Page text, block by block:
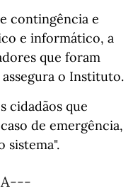
contingência e
e informático, a
que foram
o Instituto.
cidadãos que
de emergência,
sistema".